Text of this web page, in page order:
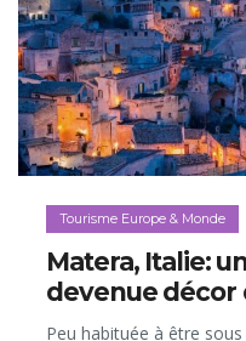
Tourisme Europe & Monde
Matera, Italie:
devenue décor
Peu habituée à être